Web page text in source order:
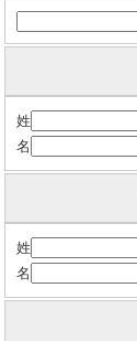
姓
名
姓
名